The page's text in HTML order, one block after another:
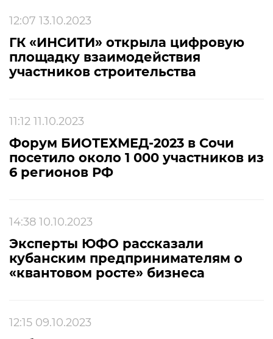
12:07 13.10.2023
ГК «ИНСИТИ» открыла цифровую
площадку взаимодействия
участников строительства
11:12 11.10.2023
Форум БИОТЕХМЕД-2023 в Сочи
посетило около 1 000 участников из
6 регионов РФ
14:38 10.10.2023
Эксперты ЮФО рассказали
кубанским предпринимателям о
«квантовом росте» бизнеса
12:15 09.10.2023